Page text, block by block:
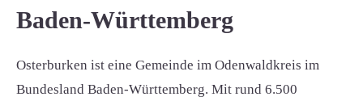
Baden-Württemberg
Osterburken ist eine Gemeinde im Odenwaldkreis im
Bundesland Baden-Württemberg. Mit rund 6.500